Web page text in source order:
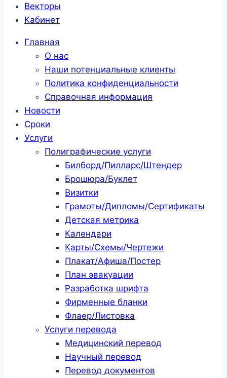
Векторы
Кабинет
Главная
О нас
Наши потенциальные клиенты
Политика конфиденциальности
Справочная информация
Новости
Сроки
Услуги
Полиграфические услуги
Билборд/Пилларс/Штендер
Брошюра/Буклет
Визитки
Грамоты/Дипломы/Сертификаты
Детская метрика
Календари
Карты/Схемы/Чертежи
Плакат/Афиша/Постер
План эвакуации
Разработка шрифта
Фирменные бланки
Флаер/Листовка
Услуги перевода
Медицинский перевод
Научный перевод
Перевод документов